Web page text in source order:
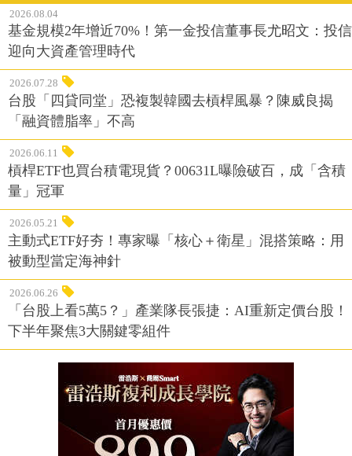
2026.08.04
基金規模2年增近70%！第一金投信董事長尤昭文：投信
迎向大資產管理時代
2026.07.28
台股「四貸同堂」恐複製韓國去槓桿風暴？陳威良揭
「融資體脂率」不高
2026.06.11
槓桿ETF也買台積電現貨？00631L曝險破百，成「含積
量」冠軍
2026.05.21
主動式ETF好夯！專家曝「核心＋衛星」混搭策略：用
被動型當定海神針
2026.06.26
「台股上看5萬5？」產業隊長張捷：AI重新定價台股！
下半年聚焦3大關鍵零組件